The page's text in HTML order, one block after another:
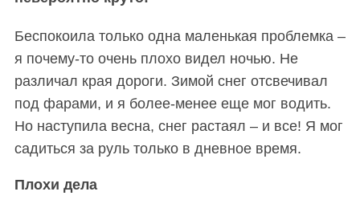
Беспокоила только одна маленькая проблемка –
я почему-то очень плохо видел ночью. Не
различал края дороги. Зимой снег отсвечивал
под фарами, и я более-менее еще мог водить.
Но наступила весна, снег растаял – и все! Я мог
садиться за руль только в дневное время.
Плохи дела